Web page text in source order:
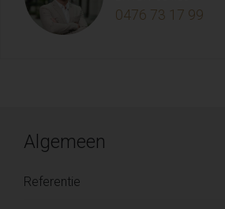
0476 73 17 99
Algemeen
Referentie